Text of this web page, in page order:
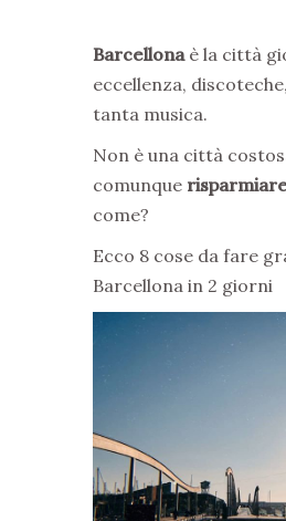
Barcellona è la città
eccellenza,
tanta musica.
Non è una città
comunque
come?
Ecco 8 cose da fare
Barcellona in 2 giorni